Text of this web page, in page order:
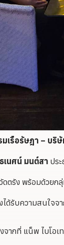
รือรัษฎา – บริษั
เนศน์ มนต์สา ปร
ตรัง พร้อมด้วยก
ด้รับความสนใจ
ากที่ แน็พ ไบโอ